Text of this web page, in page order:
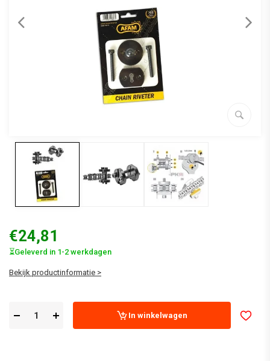
€24,81
⏳Geleverd in 1-2 werkdagen
Bekijk productinformatie >
In winkelwagen